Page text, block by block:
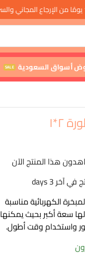
أسواق السعودية SALE
٢*١
الكهربائية مناسبة
سعة أكبر بحيث يمكنها
واستخدام وقت أطول.